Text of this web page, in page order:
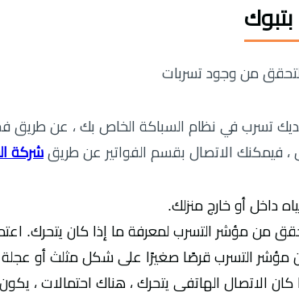
من وجود تسربات
تسرب في نظام السباكة الخاص بك ، عن طريق
فيمكنك الاتصال بقسم الفواتير عن طريق شركة
داخل أو خارج منزلك.
من مؤشر التسرب لمعرفة ما إذا كان يتحرك.
مؤشر التسرب قرصًا صغيرًا على شكل مثلث أو
كان الاتصال الهاتفي يتحرك ، هناك احتمالات ،